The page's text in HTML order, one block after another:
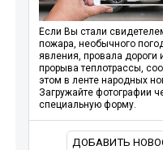
Если Вы стали
пожара, необычного
явления, провала дороги
прорыва теплотрассы,
этом в ленте народных
Загружайте фотографии
специальную форму.
ДОБАВИТЬ